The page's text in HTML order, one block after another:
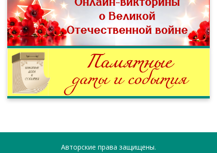
Авторские права защищены.